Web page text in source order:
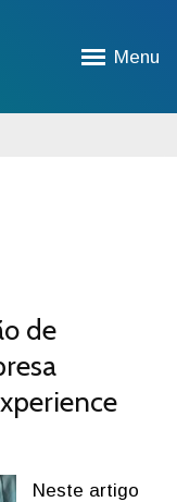
Menu
de
Neste artigo